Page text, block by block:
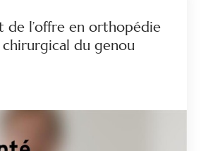
de l’offre en orthopédie
du genou